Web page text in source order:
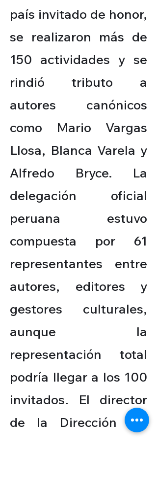
país invitado de honor,
se realizaron más de
150 actividades y se
rindió tributo a
autores canónicos
como Mario Vargas
Llosa, Blanca Varela y
Alfredo Bryce. La
delegación oficial
peruana estuvo
compuesta por 61
representantes entre
autores, editores y
gestores culturales,
aunque la
representación total
podría llegar a los 100
invitados. El director
de la Dirección del